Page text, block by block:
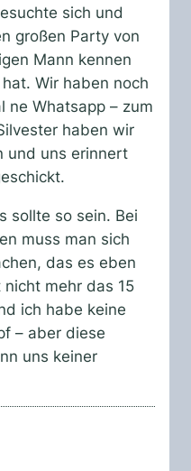
sich und
großen Party von
Mann kennen
Wir haben noch
ne Whatsapp – zum
haben wir
und uns erinnert
sollte so sein. Bei
muss man sich
das es eben
mehr das 15
ich habe keine
– aber diese
uns keiner